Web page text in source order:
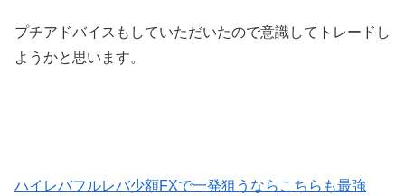
プチアドバイスもしていただいたので意識してトレードし
ようかと思います。
ハイレバフルレバ少額FXで一発狙うならこちらも最強